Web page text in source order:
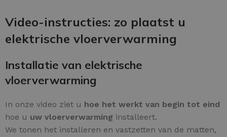
Video-instructies: zo plaatst u
elektrische vloerverwarming
Installatie van elektrische
vloerverwarming
In onze video ziet u hoe het werkt van begin tot eind
hoe u uw vloerverwarming installeert.
We tonen het installeren en vastzetten van de matten,